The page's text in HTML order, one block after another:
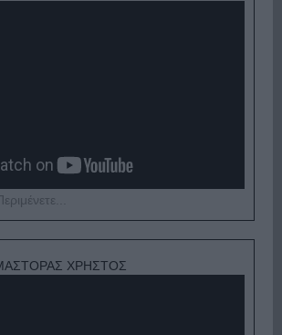
ΧΡΗΣΤΟΣ